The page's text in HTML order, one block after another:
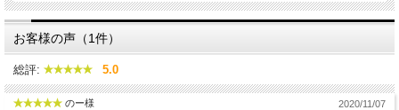
＜詳細＞
サイズ：縦約35mm×幅約23mm ※プレート部分
厚 み：約1.6mm
写真の色味と実物の色味が若干異なって見える場合がございます。
お客様の声（1件）
総評: 5.0
のー様 2020/11/07